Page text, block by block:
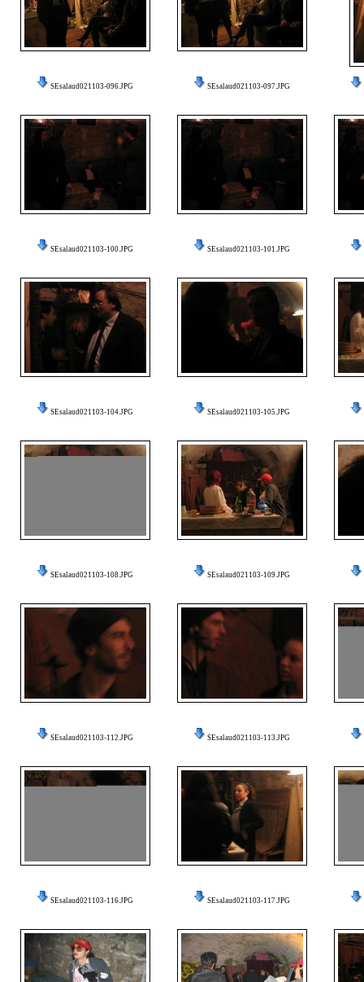
SEsalaud021103-096.JPG SEsalaud021103-097.JPG
SEsalaud021103-100.JPG SEsalaud021103-101.JPG
SEsalaud021103-104.JPG SEsalaud021103-105.JPG
SEsalaud021103-108.JPG SEsalaud021103-109.JPG
SEsalaud021103-112.JPG SEsalaud021103-113.JPG
SEsalaud021103-116.JPG SEsalaud021103-117.JPG